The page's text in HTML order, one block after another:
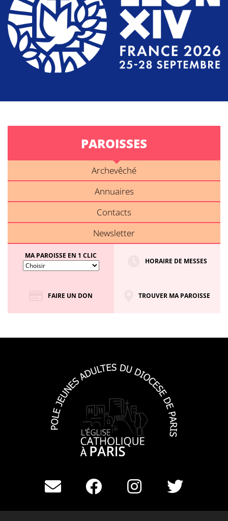
PAROISSES
Archevêché
Annuaires
Contacts
Newsletter
MA PAROISSE EN 1 CLIC
HORAIRE DE MESSES
FAIRE UN DON TROUVER MA PAROISSE